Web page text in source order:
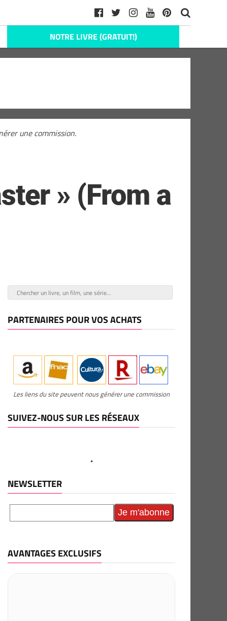
NOTRE LIVRE (GRATUIT!)
une commission.
» (From a
PARTENAIRES POUR VOS ACHATS
Les liens du site peuvent nous générer une commission
SUIVEZ-NOUS SUR LES RÉSEAUX
NEWSLETTER
AVANTAGES EXCLUSIFS